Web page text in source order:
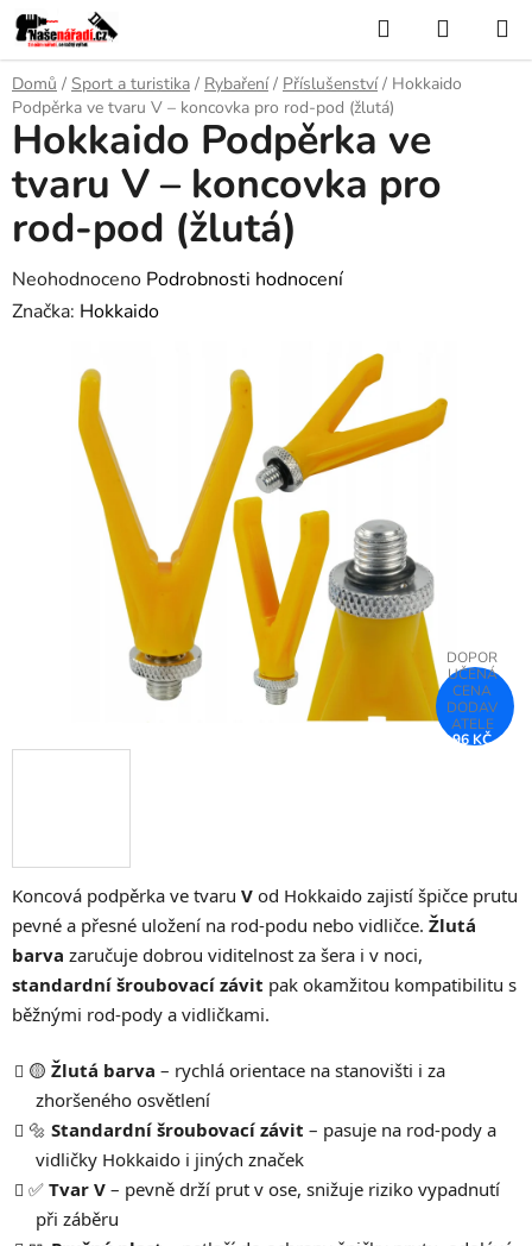
Přejít
na
obsah
Hledat
KOŠÍK
Domů / Sport a turistika / Rybaření / Příslušenství / Hokkaido
Podpěrka ve tvaru V – koncovka pro rod-pod (žlutá)
Koncová podpěrka ve tvaru V od Hokkaido zajistí špičce prutu
pevné a přesné uložení na rod-podu nebo vidličce. Žlutá
barva zaručuje dobrou viditelnost za šera i v noci,
standardní šroubovací závit pak okamžitou kompatibilitu s
běžnými rod-pody a vidličkami.
🟡 Žlutá barva – rychlá orientace na stanovišti i za
zhoršeného osvětlení
🔩 Standardní šroubovací závit – pasuje na rod-pody a
vidličky Hokkaido i jiných značek
✅ Tvar V – pevně drží prut v ose, snižuje riziko vypadnutí
při záběru
Hokkaido Podpěrka ve
tvaru V – koncovka pro
rod-pod (žlutá)
Průměrné
hodnocení
Neohodnoceno Podrobnosti hodnocení
Značka: Hokkaido
96 KČ